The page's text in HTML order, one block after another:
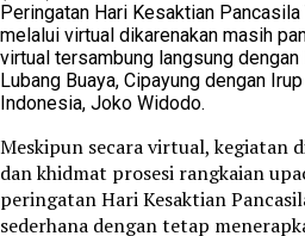
Peringatan Hari Kesaktian
melalui virtual dikarenakan masih
virtual tersambung langsung
Lubang Buaya, Cipayung dengan
Indonesia, Joko Widodo.
Meskipun secara virtual, kegiatan
dan khidmat prosesi rangkaian
peringatan Hari Kesaktian
sederhana dengan tetap